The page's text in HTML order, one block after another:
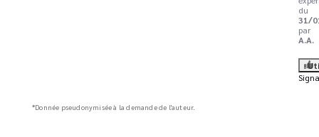
du
31/
par
A.A.
*Donnée pseudonymisée à la demande de l'auteur.